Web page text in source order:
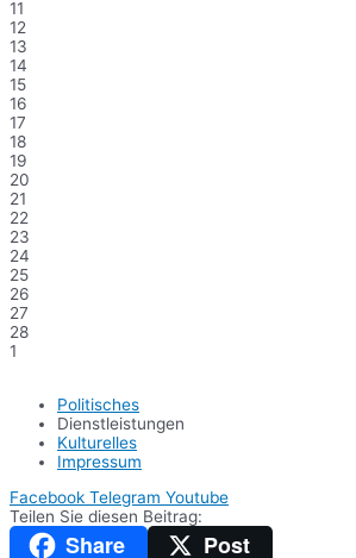
11
12
13
14
15
16
17
18
19
20
21
22
23
24
25
26
27
28
1
Politisches
Dienstleistungen
Kulturelles
Impressum
Facebook Telegram Youtube
Teilen Sie diesen Beitrag:
Share Post